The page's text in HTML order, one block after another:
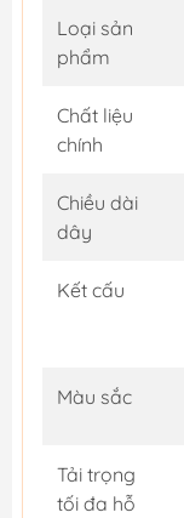
Loại sản
phẩm
Chất liệu
chính
Chiều dài
dây
Kết cấu
Màu sắc
Tải trọng
tối đa hỗ